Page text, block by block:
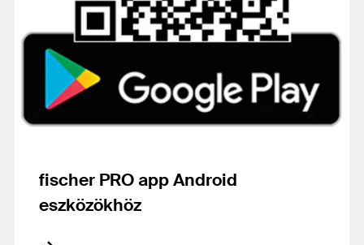
fischer PRO app Android
eszközökhöz